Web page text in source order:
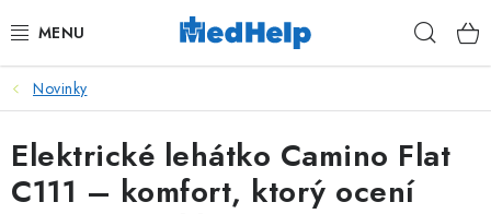
na
MASÁŽE
KOZMETIKA
PEDIKURA
Novinky
Elektrické lehátko Camino Flat
C111 – komfort, ktorý ocení